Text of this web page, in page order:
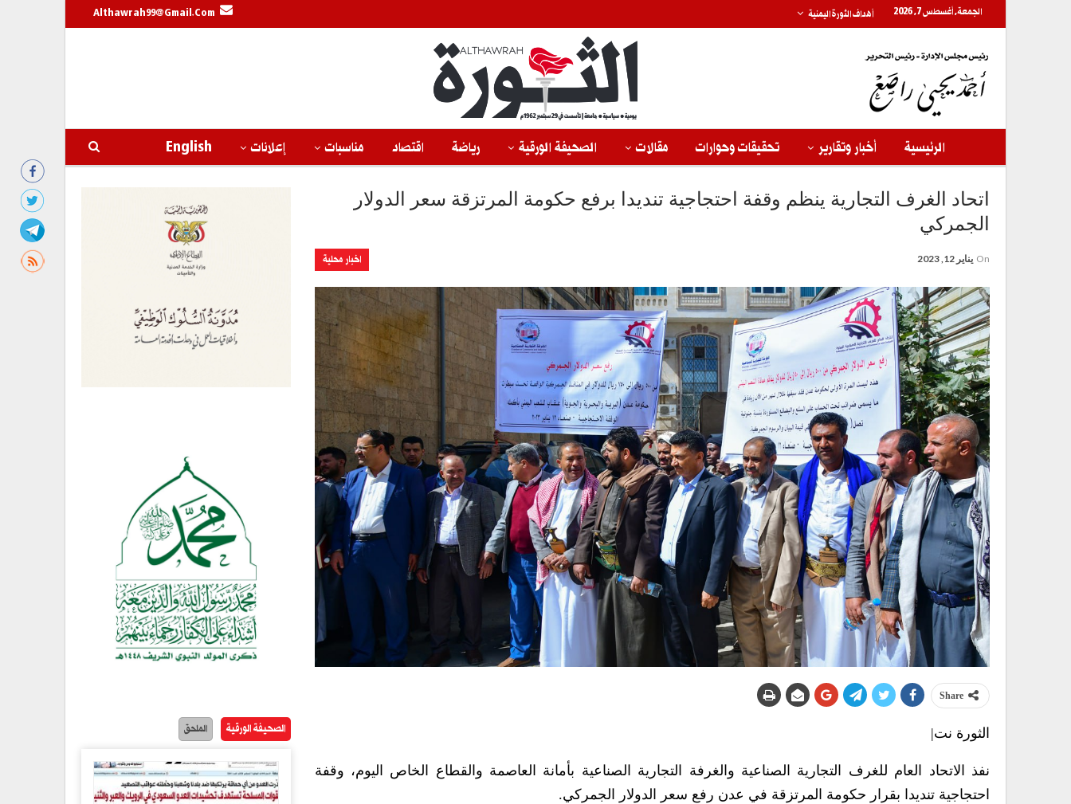
الجمعة, أغسطس 7, 2026 أهداف الثورة اليمنية Althawrah99@gmail.com
الرئيسية أخبار وتقارير تحقيقات وحوارات مقالات الصحيفة الورقية رياضة اقتصاد مناسبات إعلانات English
اتحاد الغرف التجارية ينظم وقفة احتجاجية تنديدا برفع حكومة المرتزقة سعر الدولار
الجمركي
اخبار محلية On يناير 12, 2023
Share
الثورة نت|
نفذ الاتحاد العام للغرف التجارية الصناعية والغرفة التجارية الصناعية بأمانة العاصمة والقطاع الخاص اليوم، وقفة
احتجاجية تنديدا بقرار حكومة المرتزقة في عدن رفع سعر الدولار الجمركي.
الصحيفة الورقية الملحق